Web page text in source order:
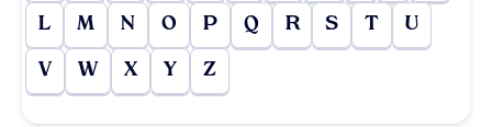
L M N O P Q R S T U
V W X Y Z